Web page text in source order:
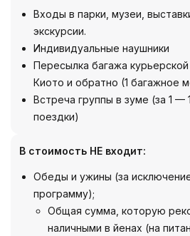
Входы в парки, музеи,
экскурсии.
Индивидуальные наушники
Пересылка багажа
Киото и обратно (1 багажное
Встреча группы в зуме (за 1 —
поездки)
В стоимость НЕ входит:
Обеды и ужины (за
программу);
Общая сумма, которую
наличными в йенах (на